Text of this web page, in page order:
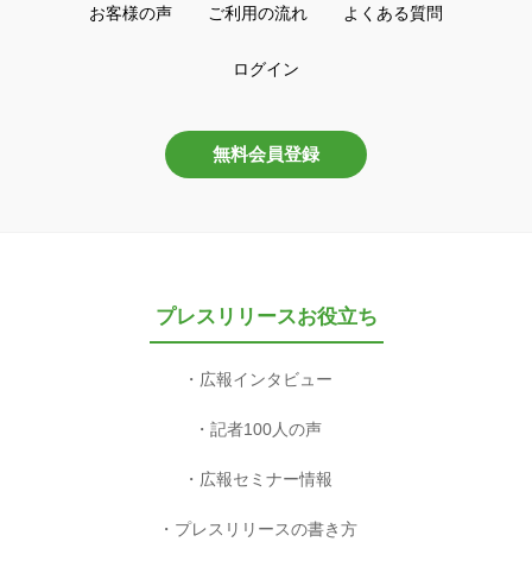
お客様の声 ご利用の流れ よくある質問
ログイン
無料会員登録
プレスリリースお役立ち
広報インタビュー
記者100人の声
広報セミナー情報
プレスリリースの書き方